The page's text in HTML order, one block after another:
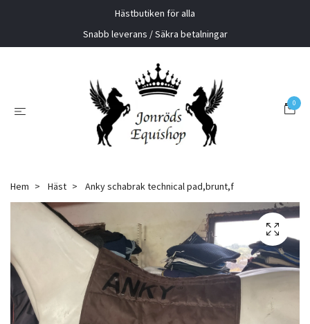
Hästbutiken för alla
Snabb leverans / Säkra betalningar
0
Hem Häst Anky schabrak technical pad,brunt,f